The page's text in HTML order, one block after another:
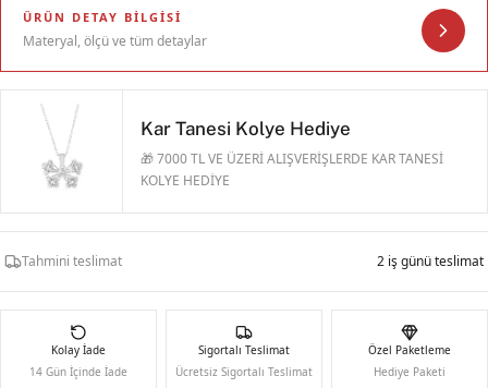
ÜRÜN DETAY BILGISI
Materyal, ölçü ve tüm detaylar
Kar Tanesi Kolye Hediye
🎁 7000 TL VE ÜZERİ ALIŞVERİŞLERDE KAR TANESİ
KOLYE HEDİYE
Tahmini teslimat 2 iş günü teslimat
Kolay İade
14 Gün İçinde İade
Sigortalı Teslimat
Ücretsiz Sigortalı Teslimat
Özel Paketleme
Hediye Paketi